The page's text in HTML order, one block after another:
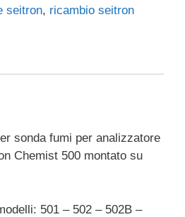
seitron, ricambio seitron
sonda fumi per analizzatore
Chemist 500 montato su
501 – 502 – 502B –